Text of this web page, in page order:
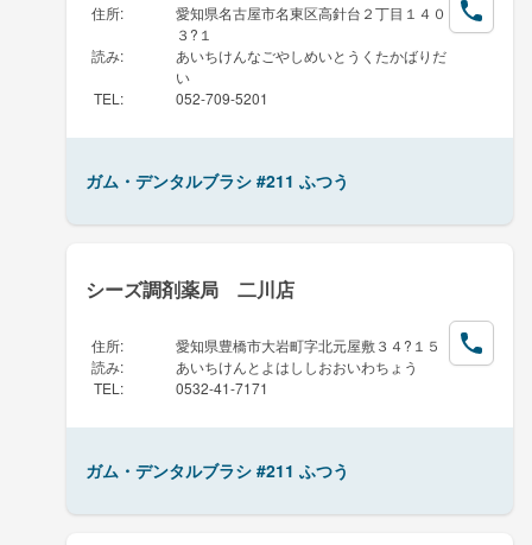
住所:
愛知県名古屋市名東区高針台２丁目１４０
３?１
読み:
あいちけんなごやしめいとうくたかばりだ
い
TEL : 052-709-5201
ガム・デンタルブラシ #211 ふつう
シーズ調剤薬局 二川店
住所:
愛知県豊橋市大岩町字北元屋敷３４?１５
読み:
あいちけんとよはししおおいわちょう
TEL : 0532-41-7171
ガム・デンタルブラシ #211 ふつう